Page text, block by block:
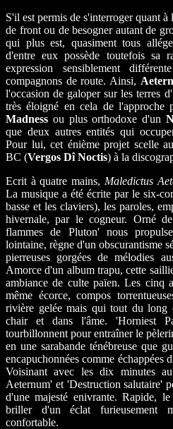
S'il est permis de s'interroger quant
de front ou de besogner autant de
qui plus est, quasiment tous
d'entre eux possède toutefois sa
expression sensiblement
compagnons de route. Ainsi,
l'occasion de galoper sur les terres
très éloigné en cela de l'approche
Madness ou plus orthodoxe d'un
que deux autres entités qui
Pour lui, cet énième projet scelle
BC (Vergos Dî Noctis) à la
Ecrit à quatre mains, Maledictus
La musique a été écrite par le six-
basse et les claviers), les paroles,
hivernale, par le cogneur. Orné
flammes de Pluton' nous
lointaine, règne d'un obscurantisme
pierreuses gorgées de mélodies
Amorce d'un album trapu, cette
ambiance de culte païen. Les cinq
même écorce, compos
rivière gelée mais qui tout du long
chair et dans l'âme. 'Horniest
tourbillonnent pour entraîner le
en une sarabande ténébreuse que
encapuchonnées comme échappées
Voisinant avec les dix minutes
Aeternum' et 'Destruction salutaire'
d'une majesté enivrante. Rapide,
briller d'un éclat furieusement
confortable.